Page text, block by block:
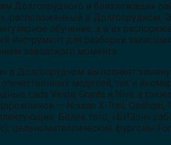
Долгопрудного и близлежащих
расположенный в Долгопрудном.
обучение, а в их
инструмент для разборки
заводского момента.
в Долгопрудном выполняет
отечественных моделей, так и
Lada Vesta, Granta и Niva, а
— Nissan X-Trail, Qashqai,
Более того, «БИЗон»
цельнометаллические фургоны